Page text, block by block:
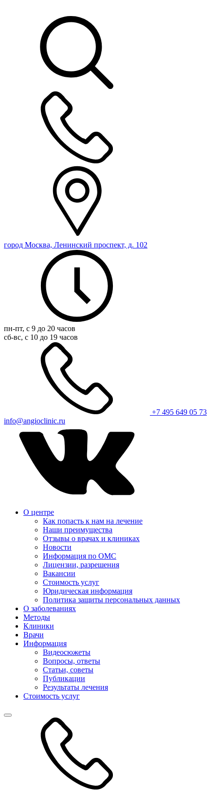
город Москва, Ленинский проспект, д. 102
пн-пт, с 9 до 20 часов
сб-вс, с 10 до 19 часов
+7 495 649 05 73
info@angioclinic.ru
О центре
Как попасть к нам на лечение
Наши преимущества
Отзывы о врачах и клиниках
Новости
Информация по ОМС
Лицензии, разрешения
Вакансии
Стоимость услуг
Юридическая информация
Политика защиты персональных данных
О заболеваниях
Методы
Клиники
Врачи
Информация
Видеосюжеты
Вопросы, ответы
Статьи, советы
Публикации
Результаты лечения
Стоимость услуг